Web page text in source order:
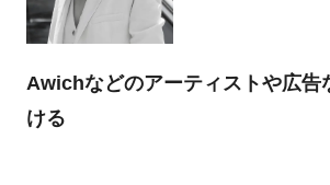
Awichなどのアーティストや広告
ける